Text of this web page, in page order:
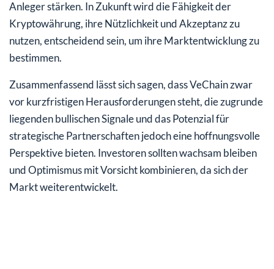
Anleger stärken. In Zukunft wird die Fähigkeit der
Kryptowährung, ihre Nützlichkeit und Akzeptanz zu
nutzen, entscheidend sein, um ihre Marktentwicklung zu
bestimmen.
Zusammenfassend lässt sich sagen, dass VeChain zwar
vor kurzfristigen Herausforderungen steht, die zugrunde
liegenden bullischen Signale und das Potenzial für
strategische Partnerschaften jedoch eine hoffnungsvolle
Perspektive bieten. Investoren sollten wachsam bleiben
und Optimismus mit Vorsicht kombinieren, da sich der
Markt weiterentwickelt.